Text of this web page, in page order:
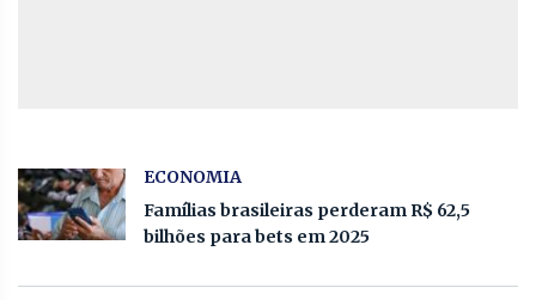
ECONOMIA
Famílias brasileiras perderam R$ 62,5
bilhões para bets em 2025